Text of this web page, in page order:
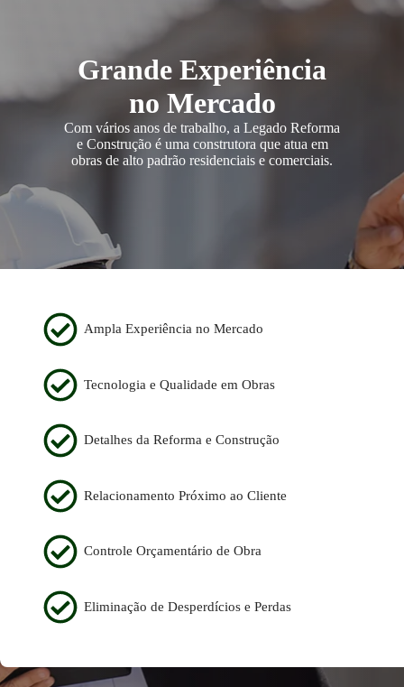
Grande Experiência
no Mercado
Com vários anos de trabalho, a Legado Reforma
e Construção é uma construtora que atua em
obras de alto padrão residenciais e comerciais.
Ampla Experiência no Mercado
Tecnologia e Qualidade em Obras
Detalhes da Reforma e Construção
Relacionamento Próximo ao Cliente
Controle Orçamentário de Obra
Eliminação de Desperdícios e Perdas